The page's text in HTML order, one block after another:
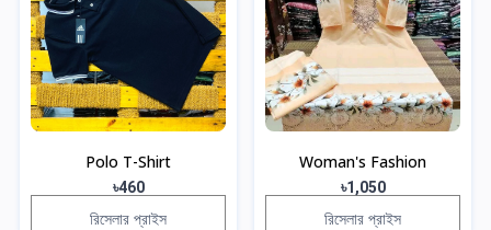
Polo T-Shirt
৳460
রিসেলার প্রাইস
Woman's Fashion
৳1,050
রিসেলার প্রাইস